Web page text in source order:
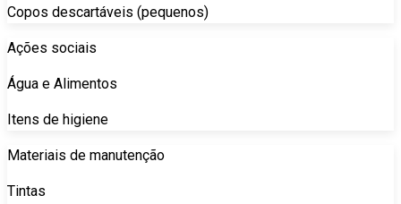
Copos descartáveis (pequenos)
Ações sociais
Água e Alimentos
Itens de higiene
Materiais de manutenção
Tintas